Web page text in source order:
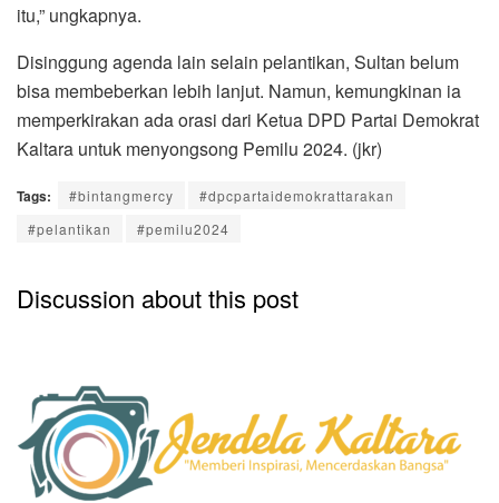
itu,” ungkapnya.
Disinggung agenda lain selain pelantikan, Sultan belum
bisa membeberkan lebih lanjut. Namun, kemungkinan ia
memperkirakan ada orasi dari Ketua DPD Partai Demokrat
Kaltara untuk menyongsong Pemilu 2024. (jkr)
Tags: #bintangmercy
#dpcpartaidemokrattarakan
#pelantikan
#pemilu2024
Discussion about this post